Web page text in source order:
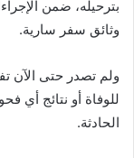
بترحيله، ضمن
وثائق سفر سارية.
ولم تصدر حتى الآن
للوفاة أو نتائج أي
الحادثة.